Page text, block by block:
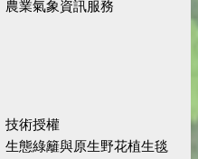
農業氣象資訊服務
技術授權
生態綠籬與原生野花植生毯